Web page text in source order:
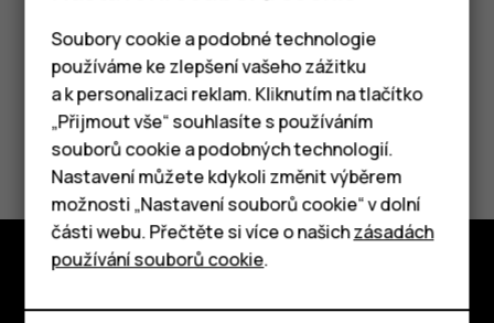
Chytré telefony
Tlačítkové telefony
Tablety
Pomohlo vám to?
Ano Ne
Soubory cookie a podobné technologie
používáme ke zlepšení vašeho zážitku
a k personalizaci reklam. Kliknutím na tlačítko
„Přijmout vše“ souhlasíte s používáním
souborů cookie a podobných technologií.
Nastavení můžete kdykoli změnit výběrem
možnosti „Nastavení souborů cookie“ v dolní
části webu. Přečtěte si více o našichzásadách
používání souborů cookie.